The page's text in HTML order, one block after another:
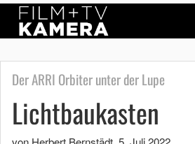
Der ARRI Orbiter unter der Lupe
Lichtbaukasten